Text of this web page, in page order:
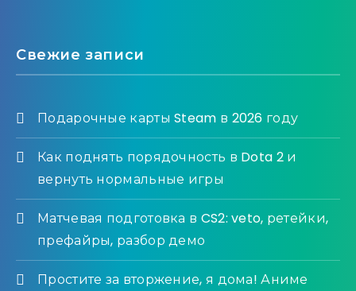
Свежие записи
Подарочные карты Steam в 2026 году
Как поднять порядочность в Dota 2 и
вернуть нормальные игры
Матчевая подготовка в CS2: veto, ретейки,
префайры, разбор демо
Простите за вторжение, я дома! Аниме